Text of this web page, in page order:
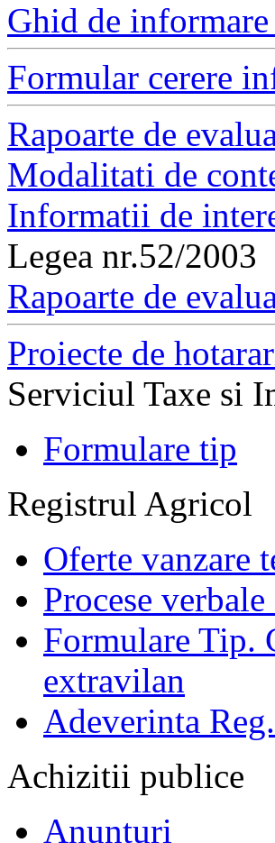
Ghid de
Formular cerere
Rapoarte de
Modalitati de
Informatii de
Legea nr.52/2003
Rapoarte de
Proiecte de
Serviciul Taxe si
Formulare tip
Registrul Agricol
Oferte vanzare
Procese
Formulare Tip.
extravilan
Adeverinta
Achizitii publice
Anunturi